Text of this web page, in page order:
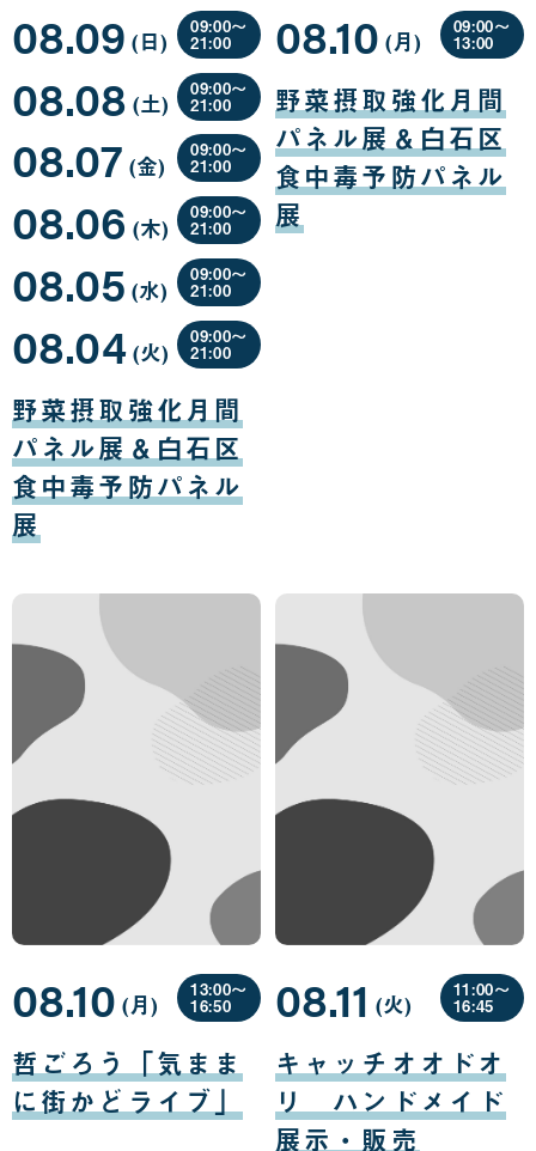
野菜摂取強化月間
パネル展＆白石区
食中毒予防パネル
展
08.04
月
04
日
(火曜
日
)
09:00〜
21:00
08.05
月
05
(水曜
日
)
09:00〜
21:00
08.06
月
06
(木曜
日
)
09:00〜
21:00
08.07
月
07
(金曜
日
)
09:00〜
21:00
08.08
月
08
(土曜
日
)
09:00〜
21:00
08.09
月
09
日
(日曜
日
)
09:00〜
21:00
野菜摂取強化月間
パネル展＆白石区
食中毒予防パネル
展
08.10
月
10
日
(月曜
日
)
09:00〜
13:00
哲ごろう「気まま
に街かどライブ」
08.10
月
10
日
(月曜
日
)
13:00〜
16:50
キャッチオオドオ
リ ハンドメイド
展示・販売
08.11
月
11
日
(火曜
日
)
11:00〜
16:45